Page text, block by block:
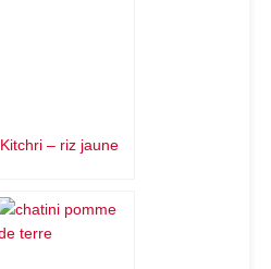
Kitchri – riz jaune